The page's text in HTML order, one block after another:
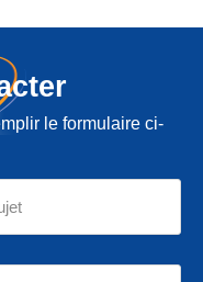
le formulaire ci-